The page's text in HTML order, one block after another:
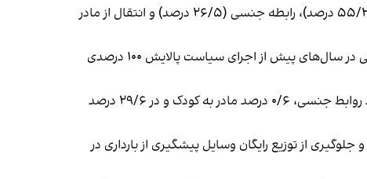
از میان راه‌های ابتلا به اچ‌آی‌وی که از سال ۱۳۶۵ تاکنون در کشور ثبت شده، تزریق با وسایل مشترک در مصرف‌کنندگان مواد (۵۵/۲ درصد)، رابطه جنسی (۲۶/۵ درصد) و انتقال از مادر
بنابر اعلام دفتر مدیریت بیماری‌های واگیر وزارت بهداشت، راه انتقال ۰/۲ درصد از این موارد مربوط به خون و فرآورده‌های خونی در سال‌های پیش از اجرای سیاست پالایش ۱۰۰ درصدی
آمار تازه نشان می‌دهد در شش ماهه اول امسال، راه احتمالی ابتلا به اچ‌آی‌وی در ۱۱/۱ درصد موارد اعتیاد تزریقی، ۵۸/۷ درصد روابط جنسی، ۰/۶ درصد مادر به کودک و در ۲۹/۶ درصد
از توزیع رایگان وسایل پیشگیری از بارداری در